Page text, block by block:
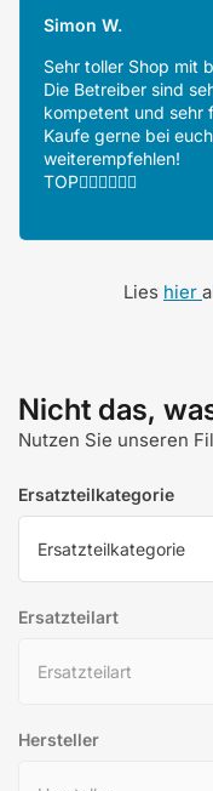
Simon W.
Sehr toller Shop mit
Die Betreiber sind
kompetent und sehr
Kaufe gerne bei
weiterempfehlen!
TOP👍🏻👍🏻👍🏻
Lies hier
Nicht das,
Nutzen Sie unseren
Ersatzteilkategorie
Ersatzteilart
Hersteller